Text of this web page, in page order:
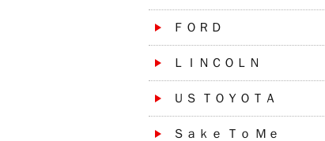
ＦＯＲＤ
ＬＩＮＣＯＬＮ
ＵＳ ＴＯＹＯＴＡ
Ｓａｋｅ Ｔｏ Ｍｅ